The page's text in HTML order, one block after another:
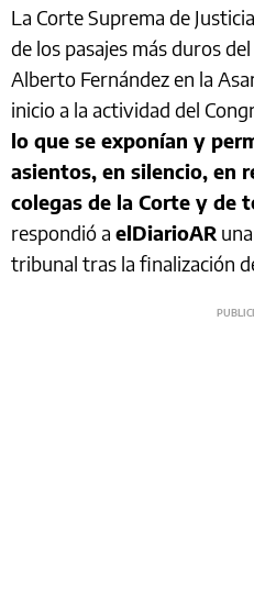
La Corte Suprema de
de los pasajes más duros
Alberto Fernández en la
inicio a la actividad del
lo que se exponían y
asientos, en silencio, en
colegas de la Corte y de
respondió a elDiarioAR
tribunal tras la finalización